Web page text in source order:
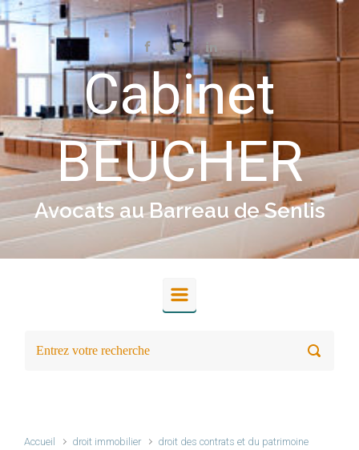
Skip to main content
Cabinet
BEUCHER
Avocats au Barreau de Senlis
Accueil droit immobilier
droit des contrats et du patrimoine